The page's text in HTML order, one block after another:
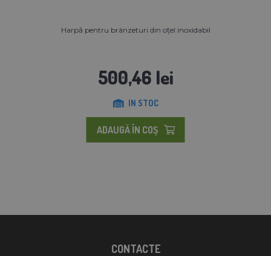
Harpă pentru brânzeturi din oțel inoxidabil
500,46 lei
IN STOC
ADAUGĂ ÎN COŞ
CONTACTE